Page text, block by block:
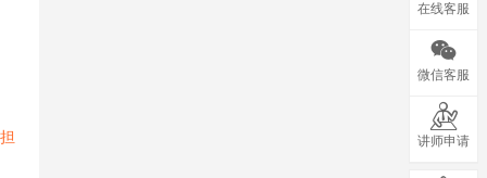
在线客服
微信客服
讲师申请